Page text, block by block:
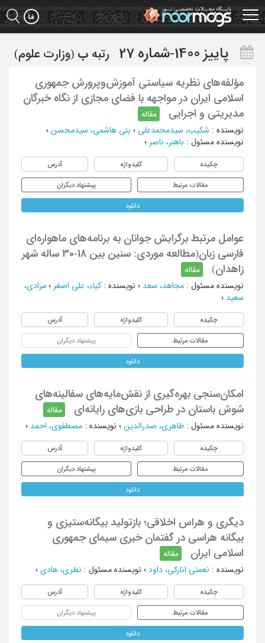
Skip
to
main
پاییز 1400-شماره 27 رتبه ب (وزارت علوم)
مؤلفه‌های نظریه سیاستی آموزش‌وپرورش جمهوری
اسلامی ایران در مواجهه با فضای مجازی از نگاه خبرگان
مدیریتی و اجرایی
مقاله
نویسنده : شکیب، سیدمحمدعلی ؛ بنی هاشمی، سیدمحسن ؛
نویسنده مسئول : باهنر، ناصر ؛
چکیده کلیدواژه آدرس
مقالات مرتبط پیشنهاد دیگران
دانلود
عوامل مرتبط برگرایش جوانان به برنامه‌های ماهواره‌ای
فارسی زبان(مطالعه موردی: سنین بین 18-30 ساله شهر
زاهدان)
مقاله
نویسنده مسئول : مجاهد، سعد ؛ نویسنده : کیاء، علی اصغر ؛ مرادی،
سعید ؛
چکیده کلیدواژه آدرس
مقالات مرتبط پیشنهاد دیگران
دانلود
امکان‌سنجی بهره‌گیری از نقش‌مایه‌های سفالینه‌های
شوش باستان در طراحی بازی‌های رایانه‌ای
مقاله
نویسنده مسئول : طاهری، صدرالدین ؛ نویسنده : مصطفوی، احمد ؛
چکیده کلیدواژه آدرس
مقالات مرتبط پیشنهاد دیگران
دانلود
دیگری و هراس اخلاقی؛ بازتولید بیگانه‌ستیزی و
بیگانه هراسی در گفتمان خبری سیمای جمهوری
اسلامی ایران
مقاله
نویسنده : نعمتی انارکی، داود ؛ نویسنده مسئول : نظری، هادی ؛
چکیده کلیدواژه آدرس
مقالات مرتبط پیشنهاد دیگران
دانلود